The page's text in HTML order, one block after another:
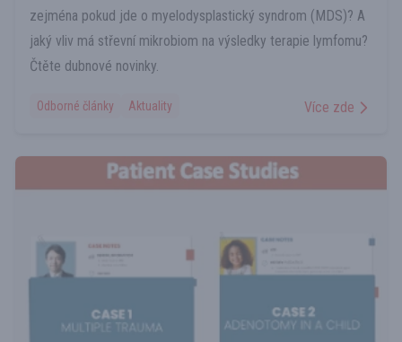
zejména pokud jde o myelodysplastický syndrom (MDS)? A
jaký vliv má střevní mikrobiom na výsledky terapie lymfomu?
Čtěte dubnové novinky.
Odborné články Aktuality Více zde